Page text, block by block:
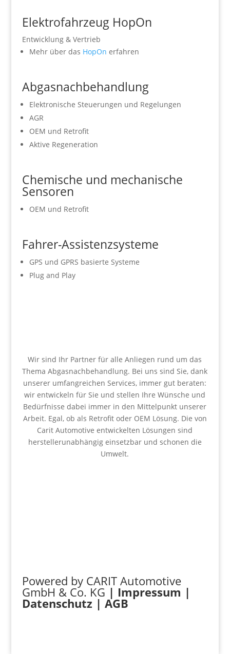
Elektrofahrzeug HopOn
Entwicklung & Vertrieb
Mehr über das HopOn erfahren
Abgasnachbehandlung
Elektronische Steuerungen und Regelungen
AGR
OEM und Retrofit
Aktive Regeneration
Chemische und mechanische
Sensoren
OEM und Retrofit
Fahrer-Assistenzsysteme
GPS und GPRS basierte Systeme
Plug and Play
Wir sind Ihr Partner für alle Anliegen rund um das
Thema Abgasnachbehandlung. Bei uns sind Sie, dank
unserer umfangreichen Services, immer gut beraten:
wir entwickeln für Sie und stellen Ihre Wünsche und
Bedürfnisse dabei immer in den Mittelpunkt unserer
Arbeit. Egal, ob als Retrofit oder OEM Lösung. Die von
Carit Automotive entwickelten Lösungen sind
herstellerunabhängig einsetzbar und schonen die
Umwelt.
Powered by CARIT Automotive
GmbH & Co. KG | Impressum |
Datenschutz | AGB